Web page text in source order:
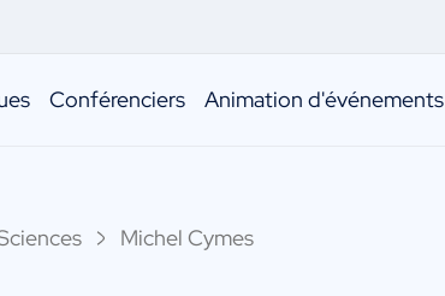
Conférenciers Animation d'événements
Michel Cymes